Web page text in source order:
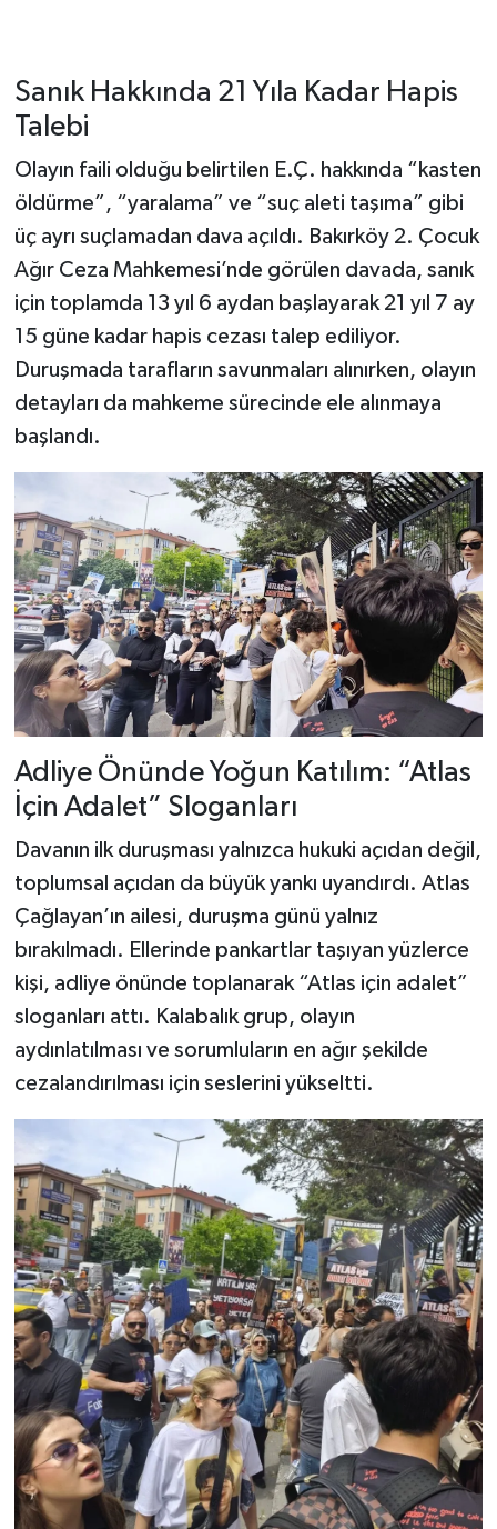
Sanık Hakkında 21 Yıla Kadar Hapis
Talebi
Olayın faili olduğu belirtilen E.Ç. hakkında “kasten
öldürme”, “yaralama” ve “suç aleti taşıma” gibi
üç ayrı suçlamadan dava açıldı. Bakırköy 2. Çocuk
Ağır Ceza Mahkemesi’nde görülen davada, sanık
için toplamda 13 yıl 6 aydan başlayarak 21 yıl 7 ay
15 güne kadar hapis cezası talep ediliyor.
Duruşmada tarafların savunmaları alınırken, olayın
detayları da mahkeme sürecinde ele alınmaya
başlandı.
Adliye Önünde Yoğun Katılım: “Atlas
İçin Adalet” Sloganları
Davanın ilk duruşması yalnızca hukuki açıdan değil,
toplumsal açıdan da büyük yankı uyandırdı. Atlas
Çağlayan’ın ailesi, duruşma günü yalnız
bırakılmadı. Ellerinde pankartlar taşıyan yüzlerce
kişi, adliye önünde toplanarak “Atlas için adalet”
sloganları attı. Kalabalık grup, olayın
aydınlatılması ve sorumluların en ağır şekilde
cezalandırılması için seslerini yükseltti.
Yerel Haberler